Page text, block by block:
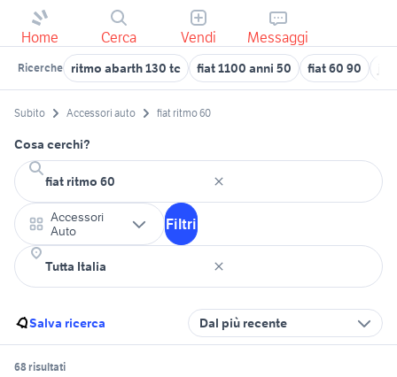
Home Cerca Vendi Messaggi
Ricerche ritmo abarth 130 tc fiat 1100 anni 50 fiat 60 90
Subito Accessori auto fiat ritmo 60
Cosa cerchi?
Accessori
Auto
Filtri
Salva ricerca Dal più recente
68 risultati